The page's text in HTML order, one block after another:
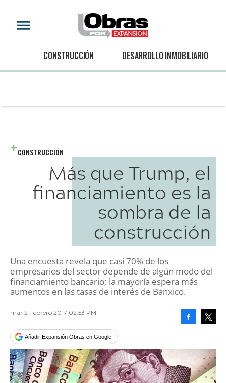
CONSTRUCCIÓN DESARROLLO INMOBILIARIO
CONSTRUCCIÓN
Más que Trump, el
financiamiento es la
sombra de la
construcción
Una encuesta revela que casi 70% de los
empresarios del sector depende de algún modo del
financiamiento bancario; la mayoría espera más
aumentos en las tasas de interés de Banxico.
mar 21 febrero 2017 02:53 PM
Añadir Expansión Obras en Google